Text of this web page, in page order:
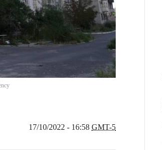
17/10/2022 - 16:58 GMT-5